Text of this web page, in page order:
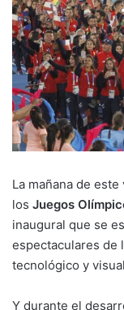
La mañana de
los Juegos
inaugural que se
espectaculares de
tecnológico y
Y durante el